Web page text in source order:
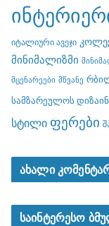
იტალიური ავეჯი
მინიმალიზმი
მცენარეები მწვანე
სამზარეულოს
სტილი ფერები
ახალი
საინტერესო